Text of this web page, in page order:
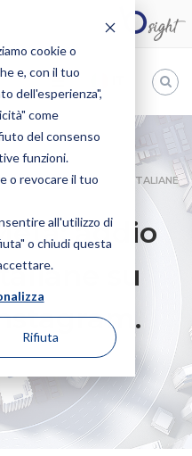
cookie o
e, con il tuo
dell'esperienza",
come
del consenso
funzioni.
o revocare il tuo
all'utilizzo di
o chiudi questa
Rifiuta
ADDIO ALLE CANZONI ITALIANE
NO?
addio
su